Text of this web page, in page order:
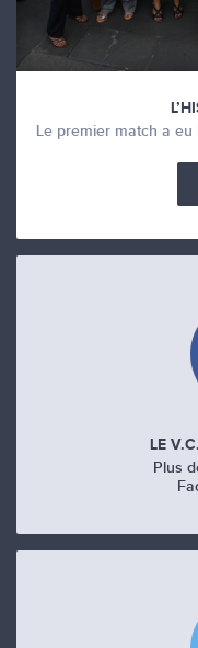
Le premier match a eu
LE
Plus